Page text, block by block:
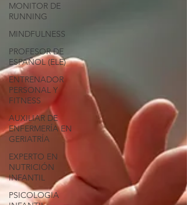
MONITOR DE
RUNNING
MINDFULNESS
PROFESOR DE
ESPAÑOL (ELE)
ENTRENADOR
PERSONAL Y
FITNESS
AUXILIAR DE
ENFERMERÍA EN
GERIATRÍA
EXPERTO EN
NUTRICIÓN
INFANTIL
PSICOLOGIA